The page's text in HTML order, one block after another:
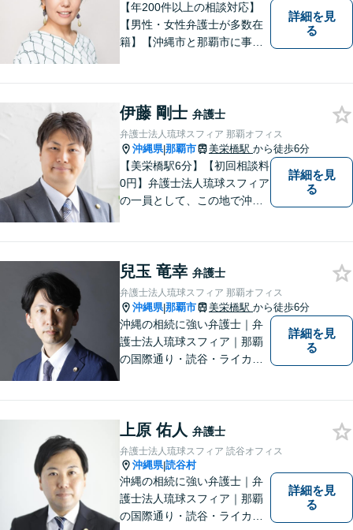
【年200件以上の相談対応】
【男性・女性弁護士が多数在
籍】【沖縄市と那覇市に事務
らではの習慣」を熟知した弁
護士が多数在籍。
詳細を見
る
伊藤 剛士 弁護士
弁護士法人琉球スフィア 那覇オフィス
沖縄県|那覇市 美栄橋駅 から徒歩6分
【美栄橋駅6分】【初回相談料
0円】弁護士法人琉球スフィア
の一員として、この地で沖縄
ございませんので、安心して
経験豊富な弁護士にご相談く
ださい。
詳細を見
る
兒玉 竜幸 弁護士
弁護士法人琉球スフィア 那覇オフィス
沖縄県|那覇市 美栄橋駅 から徒歩6分
沖縄の相続に強い弁護士｜弁
護士法人琉球スフィア｜那覇
の国際通り・読谷・ライカム
に対応し、あなたの立場に立
ったベストな紛争解決を導く
ことを常に大切にしていま
す。
詳細を見
る
上原 佑人 弁護士
弁護士法人琉球スフィア 読谷オフィス
沖縄県|読谷村
沖縄の相続に強い弁護士｜弁
護士法人琉球スフィア｜那覇
の国際通り・読谷・ライカム
詳細を見
る